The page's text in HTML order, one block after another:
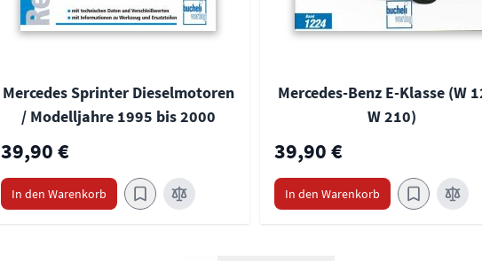
Mercedes Sprinter Dieselmotoren
/ Modelljahre 1995 bis 2000
39,90 €
In den Warenkorb
Mercedes-Benz E-Klasse (W
W 210)
39,90 €
In den Warenkorb